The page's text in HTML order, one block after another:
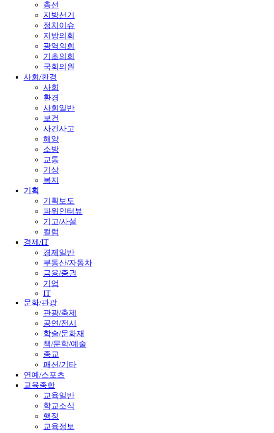
총선
지방선거
정치이슈
지방의회
광역의회
기초의회
국회의원
사회/환경
사회
환경
사회일반
보건
사건사고
해양
소방
교통
기상
복지
기획
기획보도
파워인터뷰
기고/사설
컬럼
경제/IT
경제일반
부동산/자동차
금융/증권
기업
IT
문화/관광
관광/축제
공연/전시
학술/문화재
책/문학/예술
종교
패션/기타
연예/스포츠
교육종합
교육일반
학교소식
행정
교육정보